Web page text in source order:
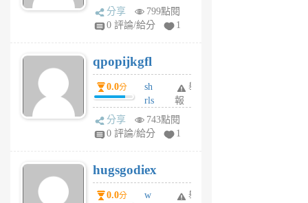
w
rs
6
個
月
前
分享
799點閱
0 評論/給分
1
qpopijkgfl
0.0分
sh
rls
k
m
6
個
月
舉
報
分享
743點閱
0 評論/給分
1
hugsgodiex
0.0分
w
舉